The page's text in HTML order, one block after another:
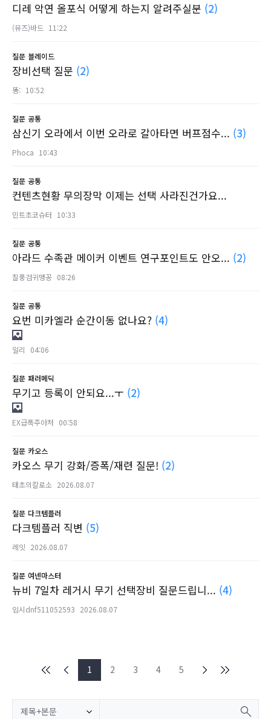
디레 악연 올포식 어떻게 하는지 알려주실분 (2)
(뮤즈)바드 11:22
질문 블레이드
장비선택 질문 (2)
똥: 10:52
질문 공통
삼신기 오라에서 이번 오라로 갈아타면 버프점수... (3)
Phoca 10:43
질문 공통
컨텐츠현황 무의장막 이제는 선택 사라진건가요...
민트초코슈터 10:33
질문 공통
아라드 수족관 메이커 이벤트 연구포인트도 안오... (2)
질풍검귀맹꽁 08:26
질문 공통
요번 미카엘라 순간이동 없나요? (4)
일리 04:06
질문 패러메딕
무기고 등록이 안되요...ㅜ (2)
EX급폭주아처 00:58
질문 카오스
카오스 무기 강화/증폭/재련 질문! (2)
태초의칼로소 2026.08.07
질문 다크템플러
다크템플러 직변 (5)
레잇 2026.08.07
질문 여넨마스터
뉴비 7일차 레거시 무기 선택장비 질문드립니... (4)
임시dnf511052593 2026.08.07
1 2 3 4 5
제목+본문